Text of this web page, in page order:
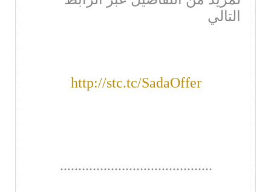
التالي
http://stc.tc/SadaOffer
..........................................